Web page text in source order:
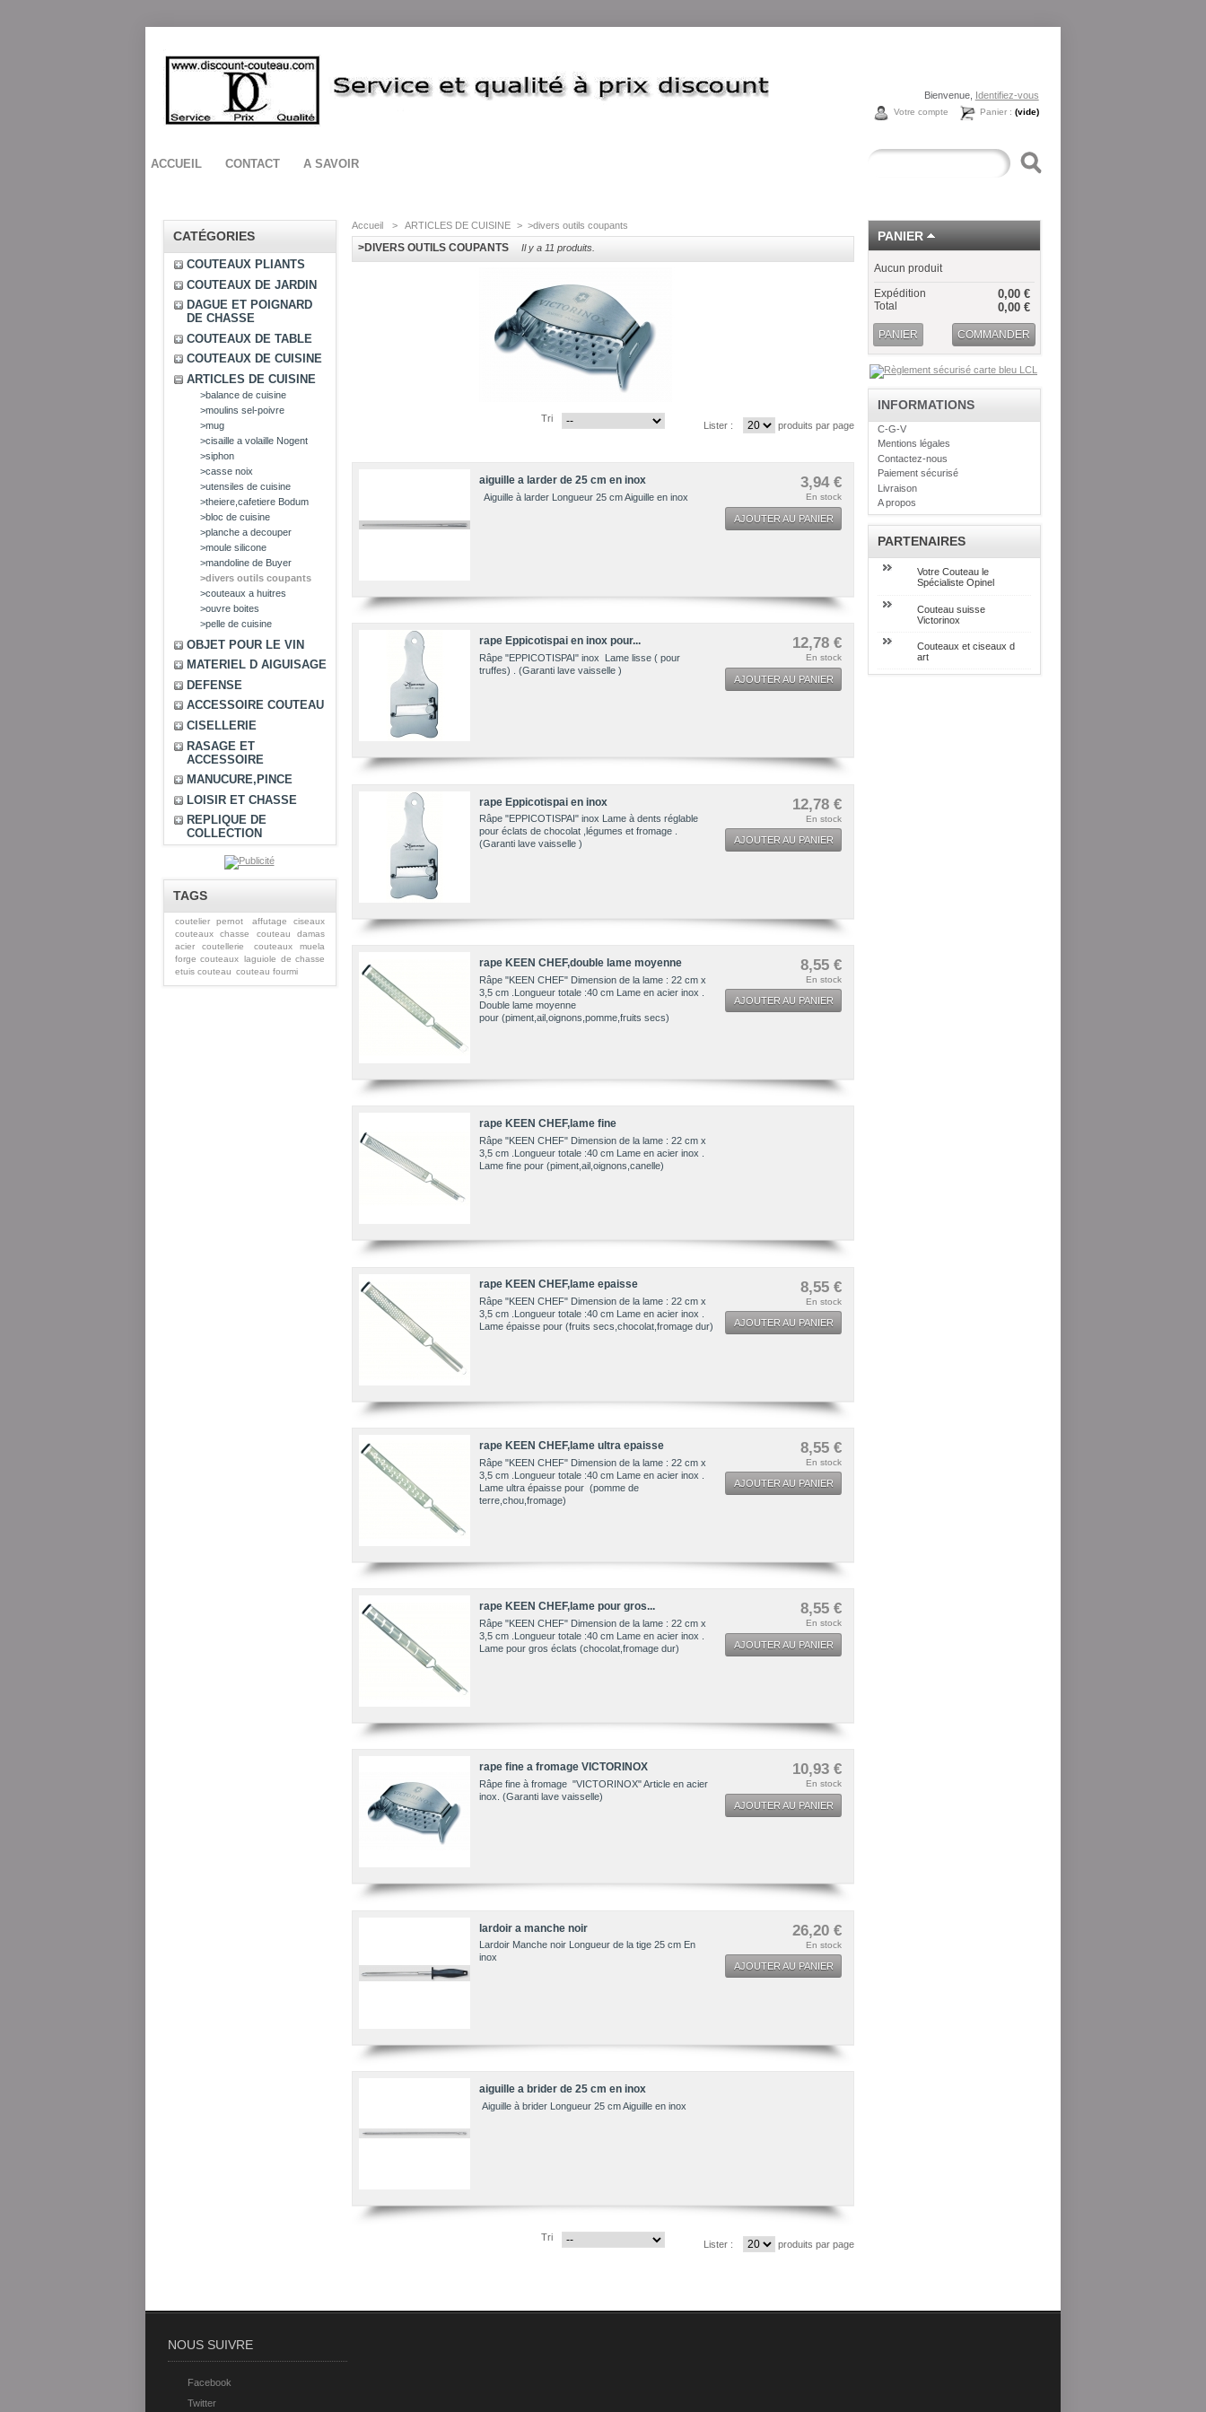
Bienvenue, Identifiez-vous
Panier : (vide)
Votre compte
ACCUEIL CONTACT A SAVOIR
CATÉGORIES
COUTEAUX PLIANTS
COUTEAUX DE JARDIN
DAGUE ET POIGNARD
DE CHASSE
COUTEAUX DE TABLE
COUTEAUX DE CUISINE
ARTICLES DE CUISINE
>balance de cuisine
>moulins sel-poivre
>mug
>cisaille a volaille Nogent
>siphon
>casse noix
>utensiles de cuisine
>theiere,cafetiere Bodum
>bloc de cuisine
>planche a decouper
>moule silicone
>mandoline de Buyer
>divers outils coupants
>couteaux a huitres
>ouvre boites
>pelle de cuisine
OBJET POUR LE VIN
MATERIEL D AIGUISAGE
DEFENSE
ACCESSOIRE COUTEAU
CISELLERIE
RASAGE ET
ACCESSOIRE
MANUCURE,PINCE
LOISIR ET CHASSE
REPLIQUE DE
COLLECTION
TAGS
coutelier pernot
affutage ciseaux
couteaux chasse
couteau damas
acier coutellerie
couteaux muela
forge couteaux laguiole de chasse
etuis couteau couteau fourmi
Accueil > ARTICLES DE CUISINE > >divers outils coupants
>DIVERS OUTILS COUPANTS Il y a 11 produits.
Tri
Lister : produits par page
aiguille a larder de 25 cm en inox
Aiguille à larder Longueur 25 cm Aiguille en inox
3,94 €
En stock
AJOUTER AU PANIER
rape Eppicotispai en inox pour...
Râpe "EPPICOTISPAI" inox Lame lisse ( pour
truffes) . (Garanti lave vaisselle )
12,78 €
En stock
AJOUTER AU PANIER
rape Eppicotispai en inox
Râpe "EPPICOTISPAI" inox Lame à dents réglable
pour éclats de chocolat ,légumes et fromage .
(Garanti lave vaisselle )
12,78 €
En stock
AJOUTER AU PANIER
rape KEEN CHEF,double lame moyenne
Râpe "KEEN CHEF" Dimension de la lame : 22 cm x
3,5 cm .Longueur totale :40 cm Lame en acier inox .
Double lame moyenne
pour (piment,ail,oignons,pomme,fruits secs)
8,55 €
En stock
AJOUTER AU PANIER
rape KEEN CHEF,lame fine
Râpe "KEEN CHEF" Dimension de la lame : 22 cm x
3,5 cm .Longueur totale :40 cm Lame en acier inox .
Lame fine pour (piment,ail,oignons,canelle)
rape KEEN CHEF,lame epaisse
Râpe "KEEN CHEF" Dimension de la lame : 22 cm x
3,5 cm .Longueur totale :40 cm Lame en acier inox .
Lame épaisse pour (fruits secs,chocolat,fromage dur)
8,55 €
En stock
AJOUTER AU PANIER
rape KEEN CHEF,lame ultra epaisse
Râpe "KEEN CHEF" Dimension de la lame : 22 cm x
3,5 cm .Longueur totale :40 cm Lame en acier inox .
Lame ultra épaisse pour (pomme de
terre,chou,fromage)
8,55 €
En stock
AJOUTER AU PANIER
rape KEEN CHEF,lame pour gros...
Râpe "KEEN CHEF" Dimension de la lame : 22 cm x
3,5 cm .Longueur totale :40 cm Lame en acier inox .
Lame pour gros éclats (chocolat,fromage dur)
8,55 €
En stock
AJOUTER AU PANIER
rape fine a fromage VICTORINOX
Râpe fine à fromage "VICTORINOX" Article en acier
inox. (Garanti lave vaisselle)
10,93 €
En stock
AJOUTER AU PANIER
lardoir a manche noir
Lardoir Manche noir Longueur de la tige 25 cm En
inox
26,20 €
En stock
AJOUTER AU PANIER
aiguille a brider de 25 cm en inox
Aiguille à brider Longueur 25 cm Aiguille en inox
Tri
Lister : produits par page
PANIER
Aucun produit
0,00 €
Expédition
0,00 €
Total
PANIER COMMANDER
INFORMATIONS
C-G-V
Mentions légales
Contactez-nous
Paiement sécurisé
Livraison
A propos
PARTENAIRES
Votre Couteau le
Spécialiste Opinel
Couteau suisse
Victorinox
Couteaux et ciseaux d
art
NOUS SUIVRE
Facebook
Twitter